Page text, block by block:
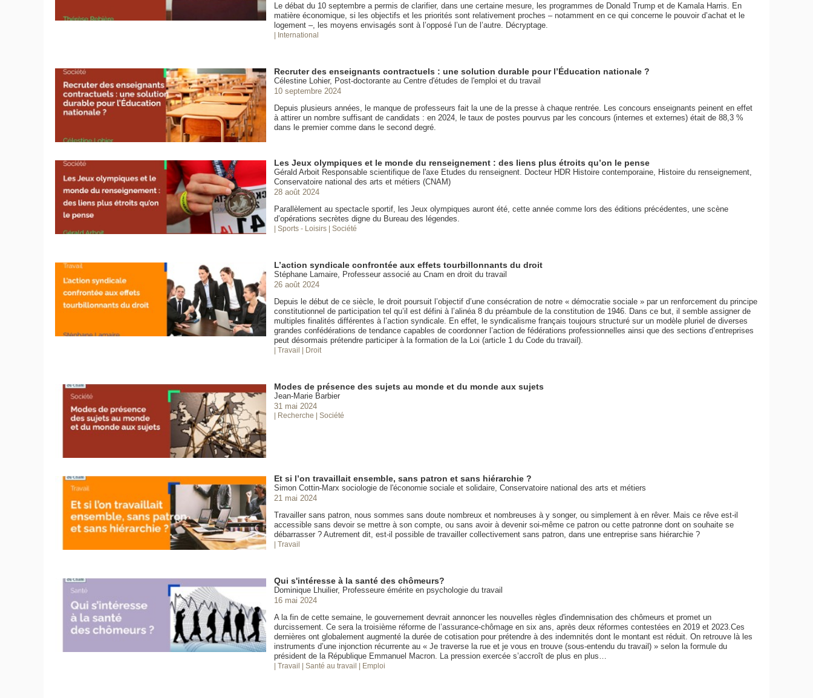
Le débat du 10 septembre a permis de clarifier, dans une certaine mesure, les programmes de Donald Trump et de Kamala Harris. En
matière économique, si les objectifs et les priorités sont relativement proches – notamment en ce qui concerne le pouvoir d’achat et le
logement –, les moyens envisagés sont à l’opposé l’un de l’autre. Décryptage.
| International
Recruter des enseignants contractuels : une solution durable pour l’Éducation nationale ?
Célestine Lohier, Post-doctorante au Centre d'études de l'emploi et du travail
10 septembre 2024
Depuis plusieurs années, le manque de professeurs fait la une de la presse à chaque rentrée. Les concours enseignants peinent en effet
à attirer un nombre suffisant de candidats : en 2024, le taux de postes pourvus par les concours (internes et externes) était de 88,3 %
dans le premier comme dans le second degré.
Les Jeux olympiques et le monde du renseignement : des liens plus étroits qu’on le pense
Gérald Arboit Responsable scientifique de l'axe Etudes du renseignent. Docteur HDR Histoire contemporaine, Histoire du renseignement,
Conservatoire national des arts et métiers (CNAM)
28 août 2024
Parallèlement au spectacle sportif, les Jeux olympiques auront été, cette année comme lors des éditions précédentes, une scène
d’opérations secrètes digne du Bureau des légendes.
| Sports - Loisirs | Société
L’action syndicale confrontée aux effets tourbillonnants du droit
Stéphane Lamaire, Professeur associé au Cnam en droit du travail
26 août 2024
Depuis le début de ce siècle, le droit poursuit l’objectif d’une consécration de notre « démocratie sociale » par un renforcement du principe
constitutionnel de participation tel qu’il est défini à l’alinéa 8 du préambule de la constitution de 1946. Dans ce but, il semble assigner de
multiples finalités différentes à l’action syndicale. En effet, le syndicalisme français toujours structuré sur un modèle pluriel de diverses
grandes confédérations de tendance capables de coordonner l’action de fédérations professionnelles ainsi que des sections d’entreprises
peut désormais prétendre participer à la formation de la Loi (article 1 du Code du travail).
| Travail | Droit
Modes de présence des sujets au monde et du monde aux sujets
Jean-Marie Barbier
31 mai 2024
| Recherche | Société
Et si l’on travaillait ensemble, sans patron et sans hiérarchie ?
Simon Cottin-Marx sociologie de l'économie sociale et solidaire, Conservatoire national des arts et métiers
21 mai 2024
Travailler sans patron, nous sommes sans doute nombreux et nombreuses à y songer, ou simplement à en rêver. Mais ce rêve est-il
accessible sans devoir se mettre à son compte, ou sans avoir à devenir soi-même ce patron ou cette patronne dont on souhaite se
débarrasser ? Autrement dit, est-il possible de travailler collectivement sans patron, dans une entreprise sans hiérarchie ?
| Travail
Qui s'intéresse à la santé des chômeurs?
Dominique Lhuilier, Professeure émérite en psychologie du travail
16 mai 2024
A la fin de cette semaine, le gouvernement devrait annoncer les nouvelles règles d'indemnisation des chômeurs et promet un
durcissement. Ce sera la troisième réforme de l’assurance-chômage en six ans, après deux réformes contestées en 2019 et 2023.Ces
dernières ont globalement augmenté la durée de cotisation pour prétendre à des indemnités dont le montant est réduit. On retrouve là les
instruments d’une injonction récurrente au « Je traverse la rue et je vous en trouve (sous-entendu du travail) » selon la formule du
président de la République Emmanuel Macron. La pression exercée s’accroît de plus en plus…
| Travail | Santé au travail | Emploi